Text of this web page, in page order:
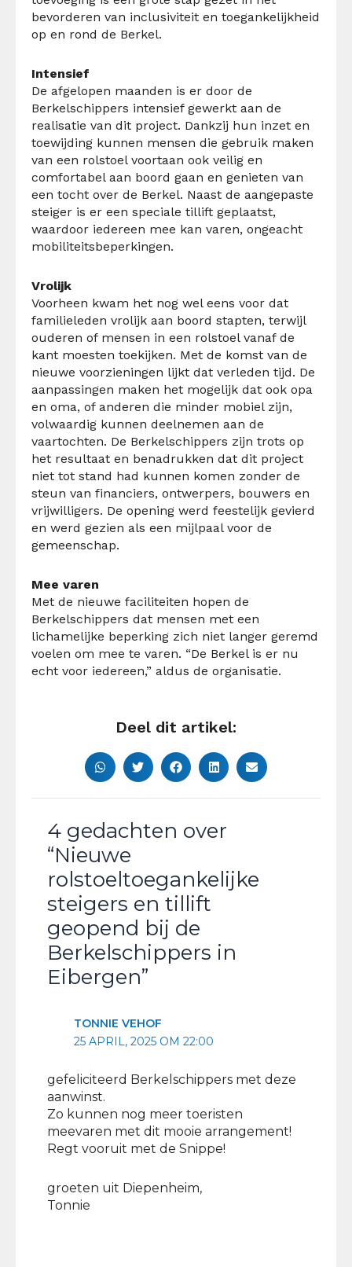
bevorderen van inclusiviteit en toegankelijkheid
op en rond de Berkel.
Intensief
De afgelopen maanden is er door de
Berkelschippers intensief gewerkt aan de
realisatie van dit project. Dankzij hun inzet en
toewijding kunnen mensen die gebruik maken
van een rolstoel voortaan ook veilig en
comfortabel aan boord gaan en genieten van
een tocht over de Berkel. Naast de aangepaste
steiger is er een speciale tillift geplaatst,
waardoor iedereen mee kan varen, ongeacht
mobiliteitsbeperkingen.
Vrolijk
Voorheen kwam het nog wel eens voor dat
familieleden vrolijk aan boord stapten, terwijl
ouderen of mensen in een rolstoel vanaf de
kant moesten toekijken. Met de komst van de
nieuwe voorzieningen lijkt dat verleden tijd. De
aanpassingen maken het mogelijk dat ook opa
en oma, of anderen die minder mobiel zijn,
volwaardig kunnen deelnemen aan de
vaartochten. De Berkelschippers zijn trots op
het resultaat en benadrukken dat dit project
niet tot stand had kunnen komen zonder de
steun van financiers, ontwerpers, bouwers en
vrijwilligers. De opening werd feestelijk gevierd
en werd gezien als een mijlpaal voor de
gemeenschap.
Mee varen
Met de nieuwe faciliteiten hopen de
Berkelschippers dat mensen met een
lichamelijke beperking zich niet langer geremd
voelen om mee te varen. “De Berkel is er nu
echt voor iedereen,” aldus de organisatie.
Deel dit artikel:
4 gedachten over
“Nieuwe
rolstoeltoegankelijke
steigers en tillift
geopend bij de
Berkelschippers in
Eibergen”
TONNIE VEHOF
25 APRIL, 2025 OM 22:00
gefeliciteerd Berkelschippers met deze
aanwinst.
Zo kunnen nog meer toeristen
meevaren met dit mooie arrangement!
Regt vooruit met de Snippe!
groeten uit Diepenheim,
Tonnie